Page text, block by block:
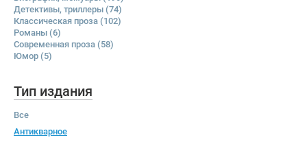
Детективы, триллеры (74)
Классическая проза (102)
Романы (6)
Современная проза (58)
Юмор (5)
Тип издания
Все
Антикварное